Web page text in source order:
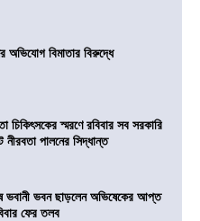
অভিযোগ বিমাতার বিরুদ্ধে
চিকিৎসকের স্মরণে রবিবার সব সরকারি
নীরবতা পালনের সিদ্ধান্ত
ভবানী ভবন ছাড়লেন অভিষেকের আপ্ত
ফের তলব